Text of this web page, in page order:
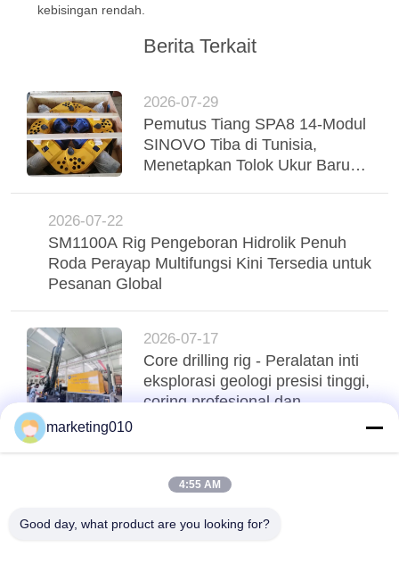
kebisingan rendah.
Berita Terkait
2026-07-29
Pemutus Tiang SPA8 14-Modul
SINOVO Tiba di Tunisia,
Menetapkan Tolok Ukur Baru
2026-07-22
SM1100A Rig Pengeboran Hidrolik Penuh
Roda Perayap Multifungsi Kini Tersedia untuk
Pesanan Global
2026-07-17
Core drilling rig - Peralatan inti
eksplorasi geologi presisi tinggi,
coring profesional dan
Atas
marketing010
4:55 AM
Good day, what product are you looking for?